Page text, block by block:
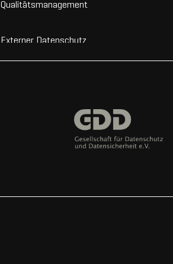
Qualitätsmanagement
Externer Datenschutz